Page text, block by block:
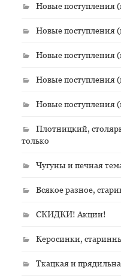
Новые поступления
Новые поступления
Новые поступления
Новые поступления
Новые поступления
Плотницкий,
только
Чугуны и печная
Всякое разное,
СКИДКИ! Акции!
Керосинки,
Ткацкая и